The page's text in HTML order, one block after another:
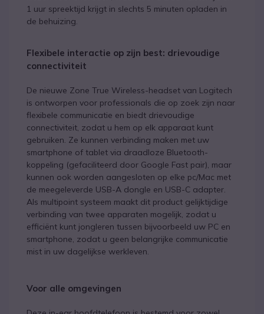
1 uur spreektijd krijgt in slechts 5 minuten opladen in
de behuizing.
Flexibele interactie op zijn best: drievoudige
connectiviteit
De nieuwe Zone True Wireless-headset van Logitech
is ontworpen voor professionals die op zoek zijn naar
flexibele communicatie en biedt drievoudige
connectiviteit, zodat u hem op elk apparaat kunt
gebruiken. Ze kunnen verbinding maken met uw
smartphone of tablet via draadloze Bluetooth-
koppeling (gefaciliteerd door Google Fast pair), maar
kunnen ook worden aangesloten op elke pc/Mac met
de meegeleverde USB-A dongle en USB-C adapter.
Als multipoint systeem maakt dit product gelijktijdige
verbinding van twee apparaten mogelijk, zodat u
efficiënt kunt jongleren tussen bijvoorbeeld uw PC en
smartphone, zodat u geen belangrijke communicatie
mist in uw dagelijkse werkleven.
Voor alle omgevingen